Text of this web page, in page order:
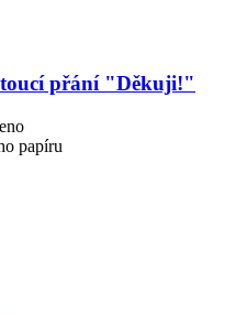
přání "Děkuji!"
papíru